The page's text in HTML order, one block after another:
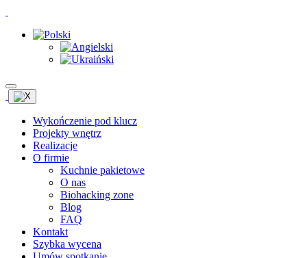
Wykończenie pod klucz
Projekty wnętrz
Realizacje
O firmie
Kuchnie pakietowe
O nas
Biohacking zone
Blog
FAQ
Kontakt
Szybka wycena